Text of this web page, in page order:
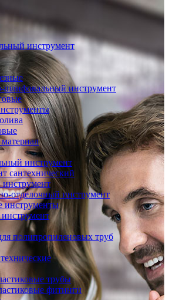
инструмент
шлифовальный инструмент
инструмент
сантехнический
отделочный инструмент
инструменты
полипропиленовых труб
трубы
фитинги